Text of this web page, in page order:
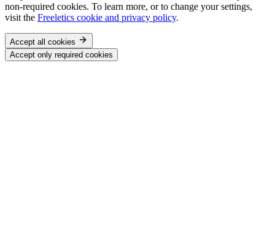
non-required cookies. To learn more, or to change your settings,
visit the Freeletics cookie and privacy policy.
Accept all cookies
Accept only required cookies